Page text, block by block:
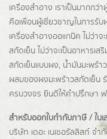
เครื่องสำอาง เราเป็นมากกว่า
คือเพื่อนผู้เชี่ยวชาญในการรั
เครื่องสำอางออแกนิค ไม่ว่า
สกัดเย็น ไม่ว่าจะเป็นอาหาร
สกัดเย็นแบบผง, น้ำมันมะพร้า
ผสมของผงมะพร้าวสกัดเย็น
ครบวงจร ยินดีให้คำปรึกษา
สำหรับออกใบกำกับภาษี / ใบเ
บริษัท เดอะ เนเชอรัลลิสท์ จ